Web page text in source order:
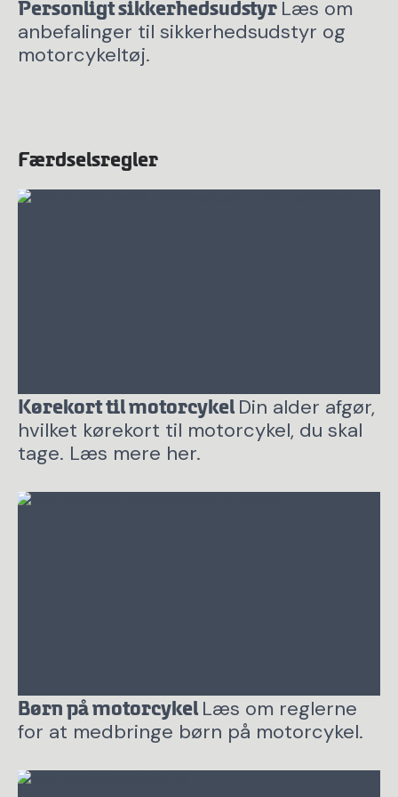
Personligt sikkerhedsudstyr Læs om
anbefalinger til sikkerhedsudstyr og
motorcykeltøj.
Færdselsregler
Kørekort til motorcykel Din alder afgør,
hvilket kørekort til motorcykel, du skal
tage. Læs mere her.
Børn på motorcykel Læs om reglerne
for at medbringe børn på motorcykel.